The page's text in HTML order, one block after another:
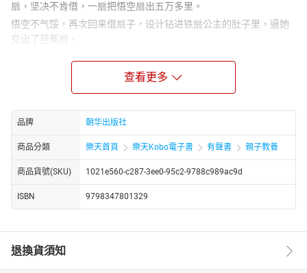
扇，坚决不肯借，一扇把悟空扇出五万多里。
悟空不气馁，再次回来借扇子，设计钻进铁扇公主的肚子里，逼她
交出了芭蕉扇。
王，碰巧牛魔王出去赴宴。悟空趁机偷来牛魔王的坐骑，变成牛魔
去。两人大战，众天神都来帮助孙悟空，终于降住了牛魔王。
查看更多
品牌 朝华出版社
商品分類 樂天首頁 樂天Kobo電子書 有聲書 親子教養
商品貨號(SKU) 1021e560-c287-3ee0-95c2-9788c989ac9d
ISBN 9798347801329
退換貨須知